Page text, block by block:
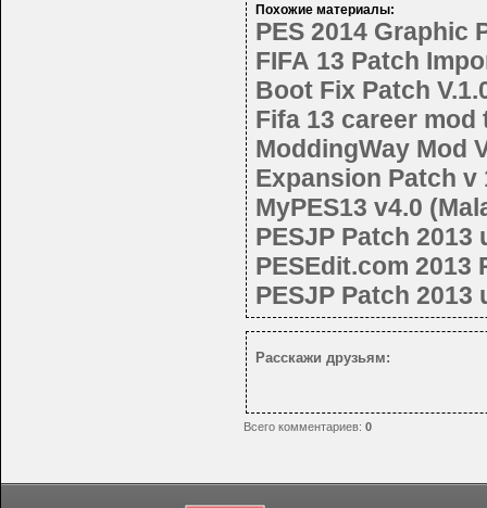
Похожие материалы:
PES 2014 Graphic
FIFA 13 Patch
Boot Fix Patch
Fifa 13 career mod
ModdingWay Mod
Expansion Patch v
MyPES13 v4.0
PESJP Patch 2013
PESEdit.com 2013
PESJP Patch 2013
Расскажи друзьям:
Всего комментариев: 0